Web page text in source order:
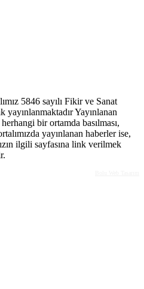
5846 sayılı Fikir ve Sanat
Yayınlanan
bir ortamda basılması,
yayınlanan haberler ise,
ilgili sayfasına link verilmek